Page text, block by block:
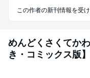
この作者の新刊情報を受
めんどくさくてか
き・コミックス版】